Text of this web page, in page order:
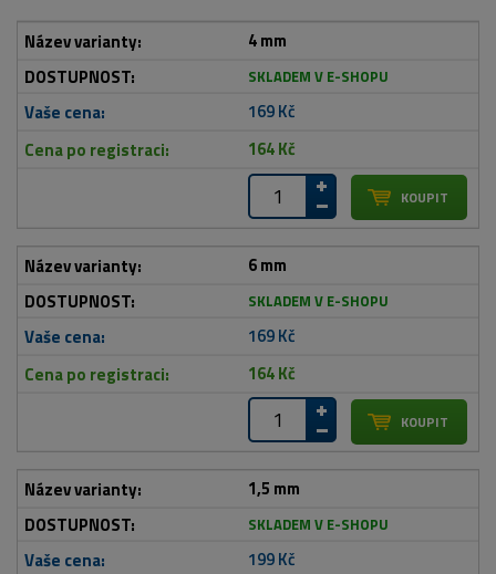
4 mm
SKLADEM V E-SHOPU
169 Kč
164 Kč
6 mm
SKLADEM V E-SHOPU
169 Kč
164 Kč
1,5 mm
SKLADEM V E-SHOPU
199 Kč